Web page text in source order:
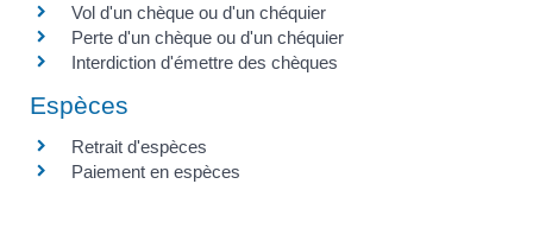
Vol d'un chèque ou d'un chéquier
Perte d'un chèque ou d'un chéquier
Interdiction d'émettre des chèques
Espèces
Retrait d'espèces
Paiement en espèces